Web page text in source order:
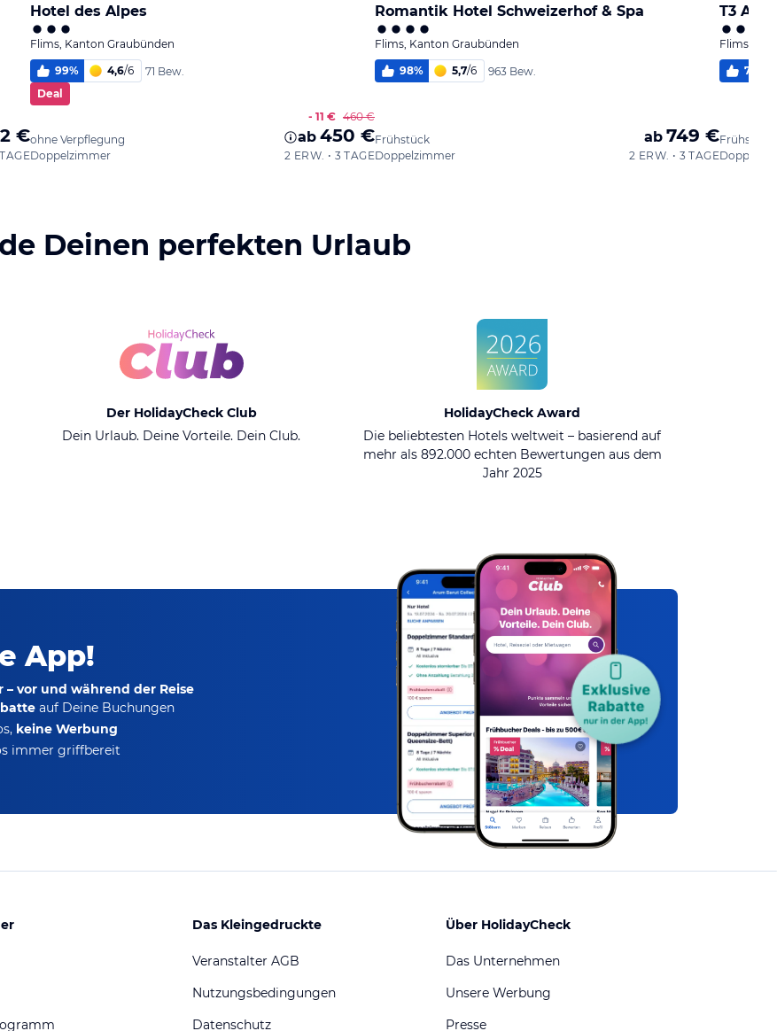
€
Hotel des Alpes
Flims, Kanton Graubünden
99% 4,6/6
71 Bew.
Deal
ohne Verpflegung
Doppelzimmer
- 11 € 460 €
ab 450 €
2 ERW. • 3 TAGE
Romantik Hotel Schweizerhof & Spa
Flims, Kanton Graubünden
98% 5,7/6 963 Bew.
Frühstück
Doppelzimmer
ab 749 €
2 ERW. • 3 TAGE
T3
Flims,
75
Frühstück
Deinen perfekten Urlaub
Der HolidayCheck Club
Dein Urlaub. Deine Vorteile. Dein Club.
HolidayCheck Award
Die beliebtesten Hotels weltweit – basierend auf
mehr als 892.000 echten Bewertungen aus dem
Jahr 2025
App!
vor und während der Reise
auf Deine Buchungen
keine Werbung
immer griffbereit
Das Kleingedruckte
Veranstalter AGB
Nutzungsbedingungen
Datenschutz
Über HolidayCheck
Das Unternehmen
Unsere Werbung
Presse